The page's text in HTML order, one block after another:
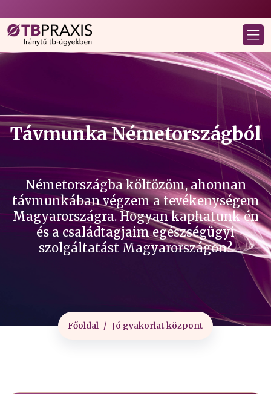
Távmunka Németországból
Németországba költözöm, ahonnan
távmunkában végzem a tevékenységem
Magyarországra. Hogyan kaphatunk én
és a családtagjaim egészségügyi
szolgáltatást Magyarországon?
Főoldal Jó gyakorlat központ